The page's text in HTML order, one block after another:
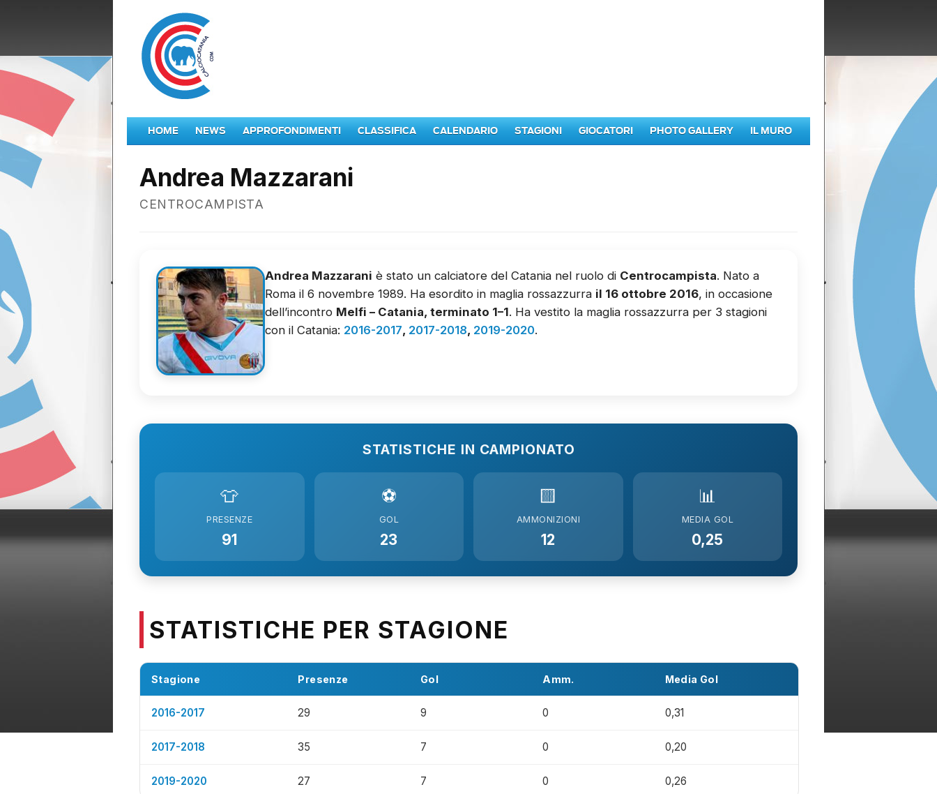
HOME NEWS APPROFONDIMENTI CLASSIFICA CALENDARIO STAGIONI GIOCATORI PHOTO GALLERY IL MURO
Andrea Mazzarani
CENTROCAMPISTA
Andrea Mazzarani è stato un calciatore del Catania nel ruolo di Centrocampista. Nato a
Roma il 6 novembre 1989. Ha esordito in maglia rossazzurra il 16 ottobre 2016, in occasione
dell’incontro Melfi – Catania, terminato 1–1. Ha vestito la maglia rossazzurra per 3 stagioni
con il Catania: 2016-2017, 2017-2018, 2019-2020.
STATISTICHE IN CAMPIONATO
👕
PRESENZE
91
⚽
GOL
23
🟨
AMMONIZIONI
12
📊
MEDIA GOL
0,25
STATISTICHE PER STAGIONE
Stagione Presenze Gol Amm. Media Gol
2016-2017 29 9 0 0,31
2017-2018 35 7 0 0,20
2019-2020 27 7 0 0,26